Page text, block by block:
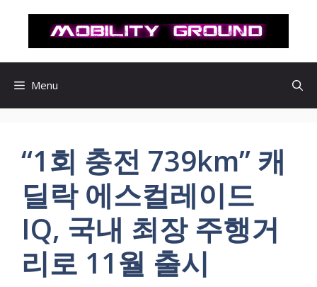
로
Menu
“1회 충전 739km” 캐
딜락 에스컬레이드
IQ, 국내 최장 주행거
리로 11월 출시